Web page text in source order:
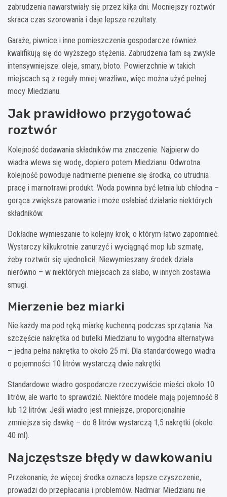
zabrudzenia nawarstwiały się przez kilka dni. Mocniejszy roztwór
skraca czas szorowania i daje lepsze rezultaty.
Garaże, piwnice i inne pomieszczenia gospodarcze również
kwalifikują się do wyższego stężenia. Zabrudzenia tam są zwykle
intensywniejsze: oleje, smary, błoto. Powierzchnie w takich
miejscach są z reguły mniej wrażliwe, więc można użyć pełnej
mocy Miedzianu.
Jak prawidłowo przygotować
roztwór
Kolejność dodawania składników ma znaczenie. Najpierw do
wiadra wlewa się wodę, dopiero potem Miedzianu. Odwrotna
kolejność powoduje nadmierne pienienie się środka, co utrudnia
pracę i marnotrawi produkt. Woda powinna być letnia lub chłodna –
gorąca zwiększa parowanie i może osłabiać działanie niektórych
składników.
Dokładne wymieszanie to kolejny krok, o którym łatwo zapomnieć.
Wystarczy kilkukrotnie zanurzyć i wyciągnąć mop lub szmatę,
żeby roztwór się ujednolicił. Niewymieszany środek działa
nierówno – w niektórych miejscach za słabo, w innych zostawia
smugi.
Mierzenie bez miarki
Nie każdy ma pod ręką miarkę kuchenną podczas sprzątania. Na
szczęście nakrętka od butelki Miedzianu to wygodna alternatywa
– jedna pełna nakrętka to około 25 ml. Dla standardowego wiadra
o pojemności 10 litrów wystarczą dwie nakrętki.
Standardowe wiadro gospodarcze rzeczywiście mieści około 10
litrów, ale warto to sprawdzić. Niektóre modele mają pojemność 8
lub 12 litrów. Jeśli wiadro jest mniejsze, proporcjonalnie
zmniejsza się dawkę – do 8 litrów wystarczą 1,5 nakrętki (około
40 ml).
Najczęstsze błędy w dawkowaniu
Przekonanie, że więcej środka oznacza lepsze czyszczenie,
prowadzi do przepłacania i problemów. Nadmiar Miedzianu nie